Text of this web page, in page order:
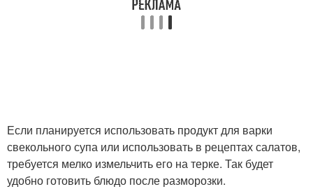
Если планируется использовать продукт для варки
свекольного супа или использовать в рецептах салатов,
требуется мелко измельчить его на терке. Так будет
удобно готовить блюдо после разморозки.